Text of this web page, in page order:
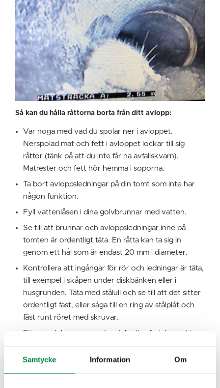
Samtycke Information Om
Så kan du hålla råttorna borta från ditt avlopp:
Var noga med vad du spolar ner i avloppet.
Nerspolad mat och fett i avloppet lockar till sig
råttor (tänk på att du inte får ha avfallskvarn).
Matrester och fett hör hemma i soporna.
Ta bort avloppsledningar på din tomt som inte har
någon funktion.
Fyll vattenlåsen i dina golvbrunnar med vatten.
Se till att brunnar och avloppsledningar inne på
tomten är ordentligt täta. En råtta kan ta sig in
genom ett hål som är endast 20 mm i diameter.
Kontrollera att ingångar för rör och ledningar är täta,
till exempel i skåpen under diskbänken eller i
husgrunden. Täta med stålull och se till att det sitter
ordentligt fast, eller såga till en ring av stålplåt och
fäst runt röret med skruvar.
Förse golvbrunnar med metallgaller, fastskruvat i
Installera någon form av råttstopp i
avloppsledningen. Det finns olika varianter av